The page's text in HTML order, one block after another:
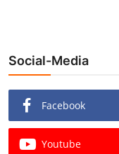
Redaktion
Beiträge
Vorproduktion
Social-Media
Facebook
Youtube